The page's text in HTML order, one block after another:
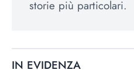
storie più particolari.
IN EVIDENZA